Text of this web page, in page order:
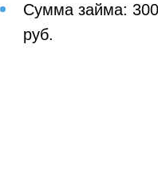
Сумма займа:
руб.